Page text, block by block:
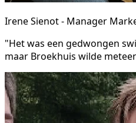
Irene Sienot - Manager
"Het was een gedwongen
maar Broekhuis wilde